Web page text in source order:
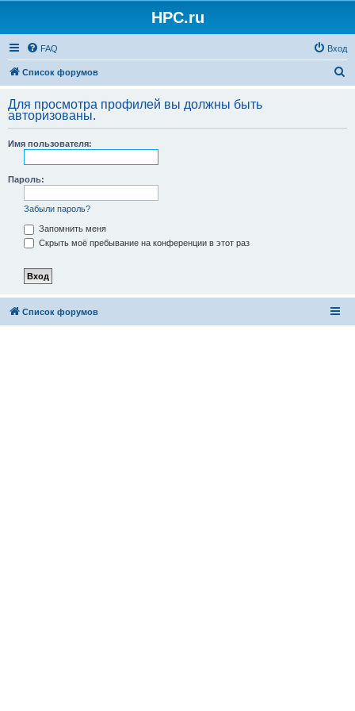
HPC.ru
FAQ Вход
Список форумов
с
Для просмотра профилей вы должны быть
авторизованы.
Имя пользователя:
Пароль:
Забыли пароль?
Запомнить меня
Скрыть моё пребывание на конференции в этот раз
Список форумов